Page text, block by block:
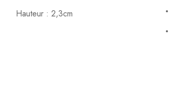
Hauteur : 2,3cm